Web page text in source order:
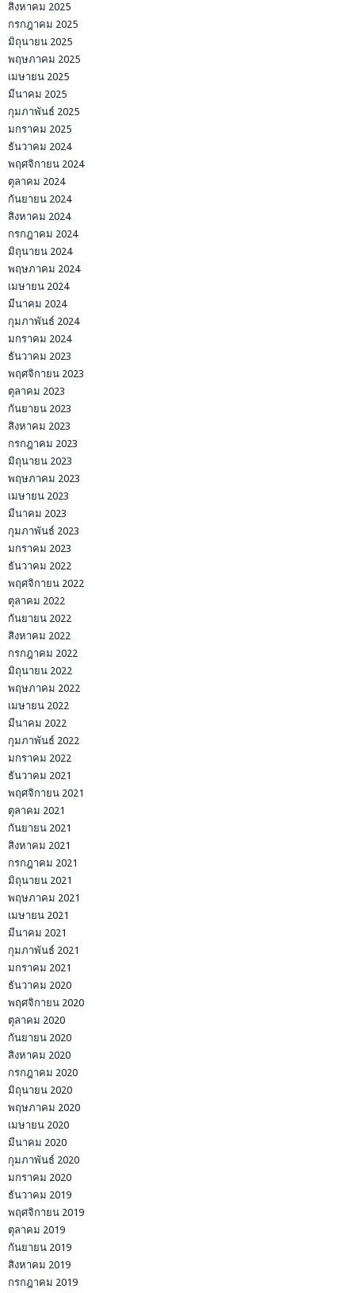
สิงหาคม 2025
กรกฎาคม 2025
มิถุนายน 2025
พฤษภาคม 2025
เมษายน 2025
มีนาคม 2025
กุมภาพันธ์ 2025
มกราคม 2025
ธันวาคม 2024
พฤศจิกายน 2024
ตุลาคม 2024
กันยายน 2024
สิงหาคม 2024
กรกฎาคม 2024
มิถุนายน 2024
พฤษภาคม 2024
เมษายน 2024
มีนาคม 2024
กุมภาพันธ์ 2024
มกราคม 2024
ธันวาคม 2023
พฤศจิกายน 2023
ตุลาคม 2023
กันยายน 2023
สิงหาคม 2023
กรกฎาคม 2023
มิถุนายน 2023
พฤษภาคม 2023
เมษายน 2023
มีนาคม 2023
กุมภาพันธ์ 2023
มกราคม 2023
ธันวาคม 2022
พฤศจิกายน 2022
ตุลาคม 2022
กันยายน 2022
สิงหาคม 2022
กรกฎาคม 2022
มิถุนายน 2022
พฤษภาคม 2022
เมษายน 2022
มีนาคม 2022
กุมภาพันธ์ 2022
มกราคม 2022
ธันวาคม 2021
พฤศจิกายน 2021
ตุลาคม 2021
กันยายน 2021
สิงหาคม 2021
กรกฎาคม 2021
มิถุนายน 2021
พฤษภาคม 2021
เมษายน 2021
มีนาคม 2021
กุมภาพันธ์ 2021
มกราคม 2021
ธันวาคม 2020
พฤศจิกายน 2020
ตุลาคม 2020
กันยายน 2020
สิงหาคม 2020
กรกฎาคม 2020
มิถุนายน 2020
พฤษภาคม 2020
เมษายน 2020
มีนาคม 2020
กุมภาพันธ์ 2020
มกราคม 2020
ธันวาคม 2019
พฤศจิกายน 2019
ตุลาคม 2019
กันยายน 2019
สิงหาคม 2019
กรกฎาคม 2019